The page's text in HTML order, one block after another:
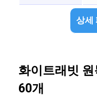
상세
화이트래빗
60개